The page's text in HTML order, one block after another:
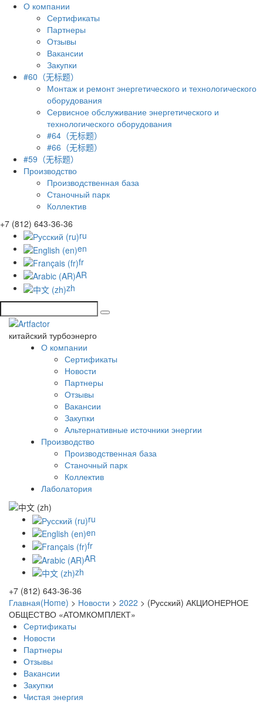
О компании
Сертификаты
Партнеры
Отзывы
Вакансии
Закупки
#60（无标题）
Монтаж и ремонт энергетического и технологического
оборудования
Сервисное обслуживание энергетического и
технологического оборудования
#64（无标题）
#66（无标题）
#59（无标题）
Производство
Производственная база
Станочный парк
Коллектив
+7 (812) 643-36-36
ru
en
fr
AR
zh
китайский турбоэнерго
О компании
Сертификаты
Новости
Партнеры
Отзывы
Вакансии
Закупки
Альтернативные источники энергии
Производство
Производственная база
Станочный парк
Коллектив
Лаболатория
ru
en
fr
AR
zh
+7 (812) 643-36-36
Главная(Home) > Новости > 2022 > (Русский) АКЦИОНЕРНОЕ
ОБЩЕСТВО «АТОМКОМПЛЕКТ»
Сертификаты
Новости
Партнеры
Отзывы
Вакансии
Закупки
Чистая энергия